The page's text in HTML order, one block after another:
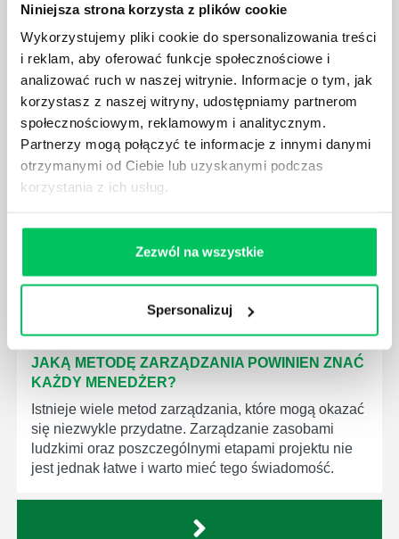
Niniejsza strona korzysta z plików cookie
Wykorzystujemy pliki cookie do spersonalizowania treści
i reklam, aby oferować funkcje społecznościowe i
analizować ruch w naszej witrynie. Informacje o tym, jak
korzystasz z naszej witryny, udostępniamy partnerom
społecznościowym, reklamowym i analitycznym.
Partnerzy mogą połączyć te informacje z innymi danymi
otrzymanymi od Ciebie lub uzyskanymi podczas
korzystania z ich usług.
Zezwól na wszystkie
Spersonalizuj
czynności wykonywane przez pracowników.
JAK BRYGADZISTA MOŻE ROZWINĄĆ SWOJE
KOMPETENCJE MENEDŻERSKIE?
Menedżer to niezwykle ważne stanowisko w każdej
JAKĄ METODĘ ZARZĄDZANIA POWINIEN ZNAĆ
KAŻDY MENEDŻER?
Istnieje wiele metod zarządzania, które mogą okazać
się niezwykle przydatne. Zarządzanie zasobami
ludzkimi oraz poszczególnymi etapami projektu nie
jest jednak łatwe i warto mieć tego świadomość.